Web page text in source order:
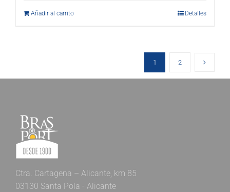
Añadir al carrito Detalles
1 2
Ctra. Cartagena – Alicante, km 85
03130 Santa Pola - Alicante